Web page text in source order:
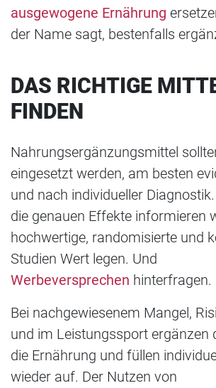
ausgewogene Ernährung
der Name sagt, bestenfalls
DAS RICHTIGE
FINDEN
Nahrungsergänzungsmittel
eingesetzt werden, am besten
und nach individueller
die genauen Effekte informieren
hochwertige, randomisierte und
Studien Wert legen. Und
Werbeversprechen hinterfragen.
Bei nachgewiesenem Mangel,
und im Leistungssport ergänzen
die Ernährung und füllen
wieder auf. Der Nutzen von